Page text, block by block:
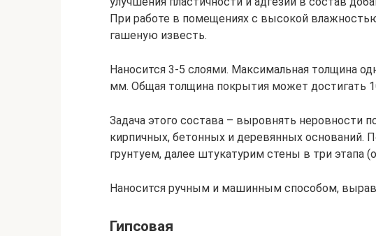
При работе в помещениях с высокой
гашеную известь.
Наносится 3-5 слоями. Максимальная толщина
мм. Общая толщина покрытия может достигать
Задача этого состава – выровнять неровности
кирпичных, бетонных и деревянных оснований.
грунтуем, далее штукатурим стены в три этапа
Наносится ручным и машинным способом,
Гипсовая